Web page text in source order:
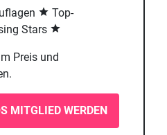
Top-
Stars
Preis und
MITGLIED WERDEN